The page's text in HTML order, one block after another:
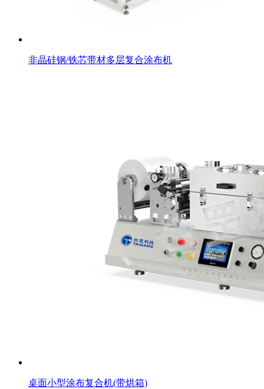
非晶硅钢/铁芯带材多层复合涂布机
桌面小型涂布复合机(带烘箱)